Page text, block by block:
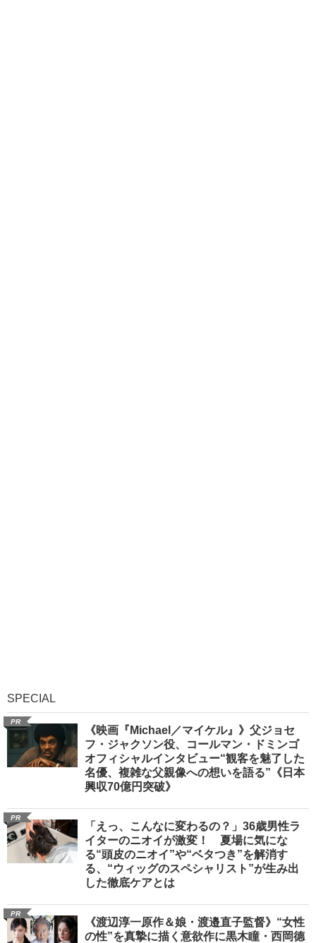
SPECIAL
PR
《映画『Michael／マイケル』》父ジョセ
フ・ジャクソン役、コールマン・ドミンゴ
オフィシャルインタビュー“観客を魅了した
名優、複雑な父親像への想いを語る”《日本
興収70億円突破》
PR
「えっ、こんなに変わるの？」36歳男性ラ
イターのニオイが激変！ 夏場に気にな
る“頭皮のニオイ”や“ベタつき”を解消す
る、“ウィッグのスペシャリスト”が生み出
した徹底ケアとは
PR
《渡辺淳一原作＆娘・渡邉直子監督》“女性
の性”を真摯に描く意欲作に黒木瞳・西岡德